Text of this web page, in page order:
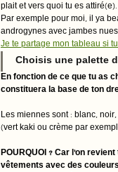
plait et vers quoi tu es attiré(e).
Par exemple pour moi, il ya
androgynes avec jambes
Je te partage mon tableau si
Choisis une palette
En fonction de ce que tu as
constituera la base de ton
Les miennes sont : blanc,
(vert kaki ou crème par
POURQUOI ? Car l'on
vêtements avec des